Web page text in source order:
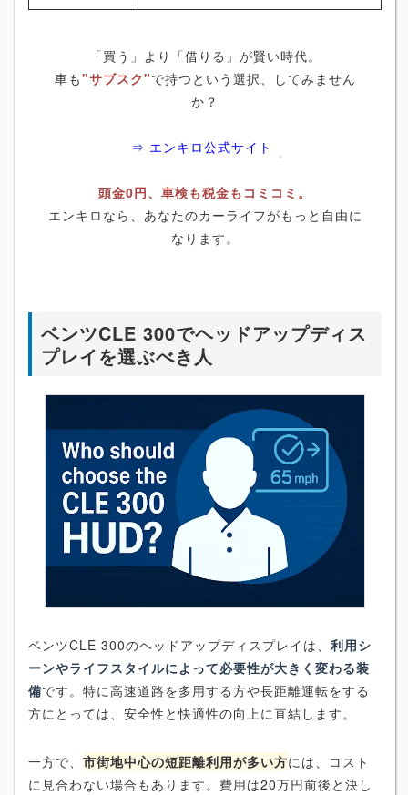
「買う」より「借りる」が賢い時代。
車も"サブスク"で持つという選択、してみません
か？
⇒ エンキロ公式サイト
頭金0円、車検も税金もコミコミ。
エンキロなら、あなたのカーライフがもっと自由に
なります。
ベンツCLE 300でヘッドアップディス
プレイを選ぶべき人
ベンツCLE 300のヘッドアップディスプレイは、 利用シ
ーンやライフスタイルによって必要性が大きく変わる装
備です。特に高速道路を多用する方や長距離運転をする
方にとっては、安全性と快適性の向上に直結します。
一方で、 市街地中心の短距離利用が多い方には、コスト
に見合わない場合もあります。費用は20万円前後と決し